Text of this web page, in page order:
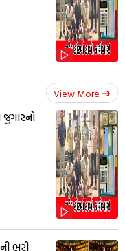
View More
જુગારનો
ભરી